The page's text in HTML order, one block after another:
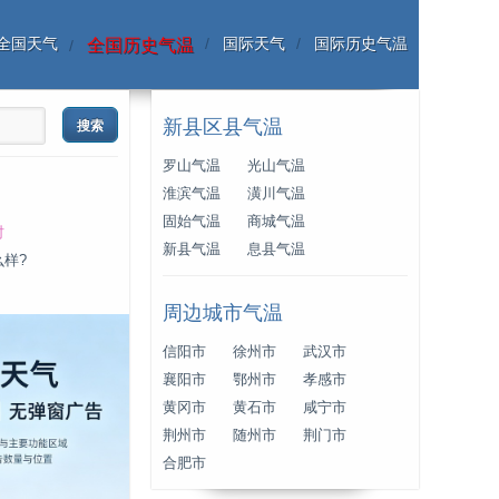
国天气 全国历史气温 国际天气 国际历史气温
样?
新县区县气温
罗山气温
光山气温
淮滨气温
潢川气温
固始气温
商城气温
新县气温
息县气温
周边城市气温
信阳市 徐州市
武汉市
襄阳市
鄂州市
孝感市
黄冈市
黄石市
咸宁市
荆州市
随州市
荆门市
合肥市